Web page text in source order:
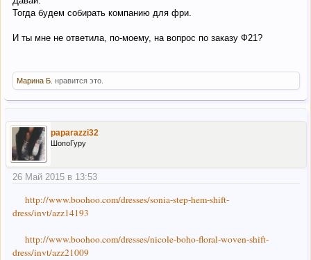
Тогда будем собирать компанию для фри.
И ты мне не ответила, по-моему, на вопрос по заказу Ф21?
Марина Б. нравится это.
paparazzi32
ШопоГуру
26 Май 2015 в 13:53
http://www.boohoo.com/dresses/sonia-step-hem-shift-
dress/invt/azz14193
http://www.boohoo.com/dresses/nicole-boho-floral-woven-shift-
dress/invt/azz21009